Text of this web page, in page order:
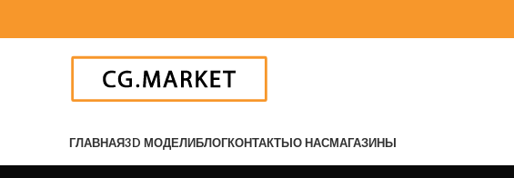
ГЛАВНАЯ3D МОДЕЛИБЛОГКОНТАКТЫО НАСМАГАЗИНЫ